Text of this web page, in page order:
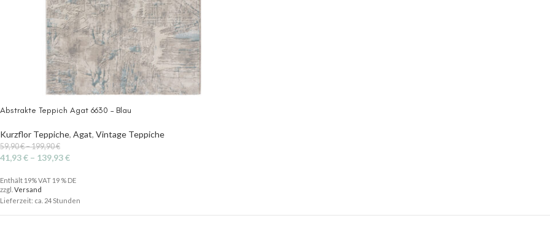
Abstrakte Teppich Agat 6630 – Blau
Kurzflor Teppiche, Agat, Vintage Teppiche
59,90€–199,90€
41,93€ – 139,93€
Enthält 19% VAT 19 % DE
zzgl. Versand
Lieferzeit: ca. 24 Stunden